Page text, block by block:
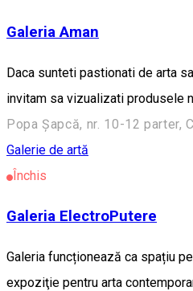
Galeria Aman
Daca sunteti pastionati de arta
invitam sa vizualizati produsele
Popa Șapcă, nr. 10-12 parter,
Galerie de artă
Închis
Galeria ElectroPutere
Galeria funcționează ca spațiu
expoziţie pentru arta